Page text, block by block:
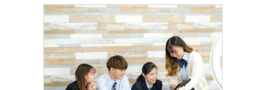
エリアを選択して探す
北海道・東北
北陸・甲信越